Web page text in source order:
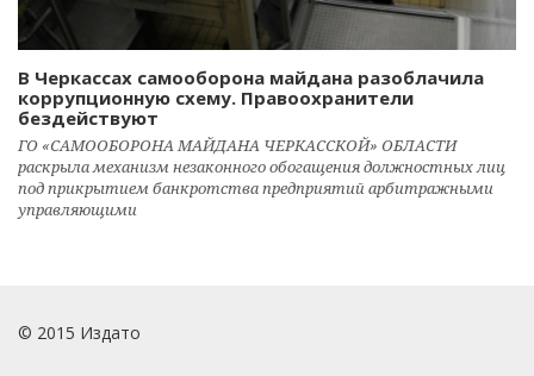
В Черкассах самооборона майдана разоблачила
коррупционную схему. Правоохранители
бездействуют
ГО «САМООБОРОНА МАЙДАНА ЧЕРКАССКОЙ» ОБЛАСТИ
раскрыла механизм незаконного обогащения должностных лиц
под прикрытием банкротства предприятий арбитражными
управляющими
© 2015 Издато